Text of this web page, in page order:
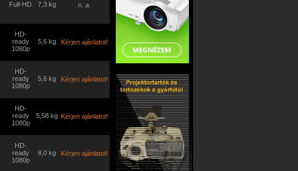
Full-HD 7,3 kg n. a.
HD-
ready
1080p
5,6 kg Kérjen ajánlatot!
HD-
ready
1080p
5,6 kg Kérjen ajánlatot!
HD-
ready
1080p
5,58 kg Kérjen ajánlatot!
HD-
ready
1080p
8,0 kg Kérjen ajánlatot!